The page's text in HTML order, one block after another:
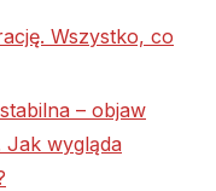
Wszystko, co
– objaw
wygląda